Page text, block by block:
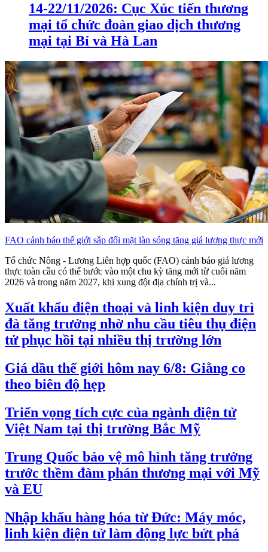
14-22/11/2026: Cục Xúc tiến thương
mại tổ chức đoàn giao dịch thương
mại tại Bỉ và Hà Lan
FAO cảnh báo thế giới sắp đối mặt làn sóng tăng giá lương thực mới
Tổ chức Nông - Lương Liên hợp quốc (FAO) cảnh báo giá lương
thực toàn cầu có thể bước vào một chu kỳ tăng mới từ cuối năm
2026 và trong năm 2027, khi xung đột địa chính trị và...
Xuất khẩu điện thoại và linh kiện duy trì
đà tăng trưởng nhờ nhu cầu tiêu thụ điện
tử phục hồi tại nhiều thị trường lớn
Giá dầu thế giới hôm nay 6/8: Giằng co
theo biên độ hẹp
Triển vọng tích cực của ngành điện tử
Việt Nam tại thị trường Bắc Mỹ
Trung Quốc bảo vệ mô hình tăng trưởng
trước thềm đàm phán thương mại với Mỹ
và EU
Nhập khẩu hàng hóa từ Đức: Máy móc,
linh kiện điện tử làm động lực bứt phá